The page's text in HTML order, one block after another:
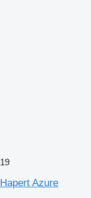
19
Hapert Azure